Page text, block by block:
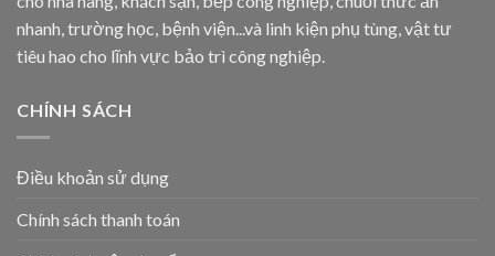
nhanh, trường học, bệnh viện...và linh kiện phụ tùng, vật tư
tiêu hao cho lĩnh vực bảo trì công nghiệp.
CHÍNH SÁCH
Điều khoản sử dụng
Chính sách thanh toán